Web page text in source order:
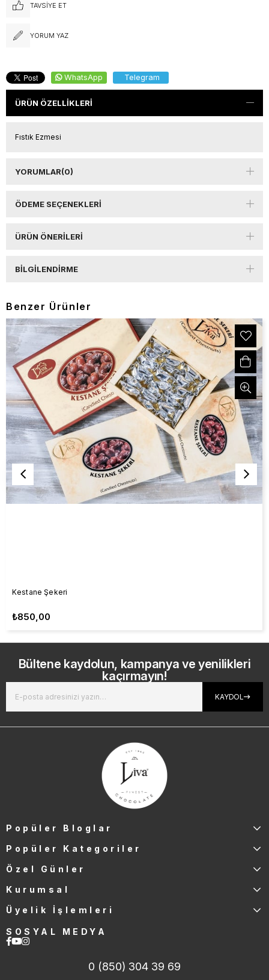
TAVSIYE ET
YORUM YAZ
WhatsApp Telegram
ÜRÜN ÖZELLIKLERI
Fıstık Ezmesi
YORUMLAR(0)
ÖDEME SEÇENEKLERI
ÜRÜN ÖNERILERI
BILGILENDIRME
Benzer Ürünler
Kestane Şekeri
₺850,00
Bültene kaydolun, kampanya ve yenilikleri
kaçırmayın!
KAYDOL
Popüler Bloglar
Popüler Kategoriler
Özel Günler
Kurumsal
Üyelik İşlemleri
SOSYAL MEDYA
0 (850) 304 39 69